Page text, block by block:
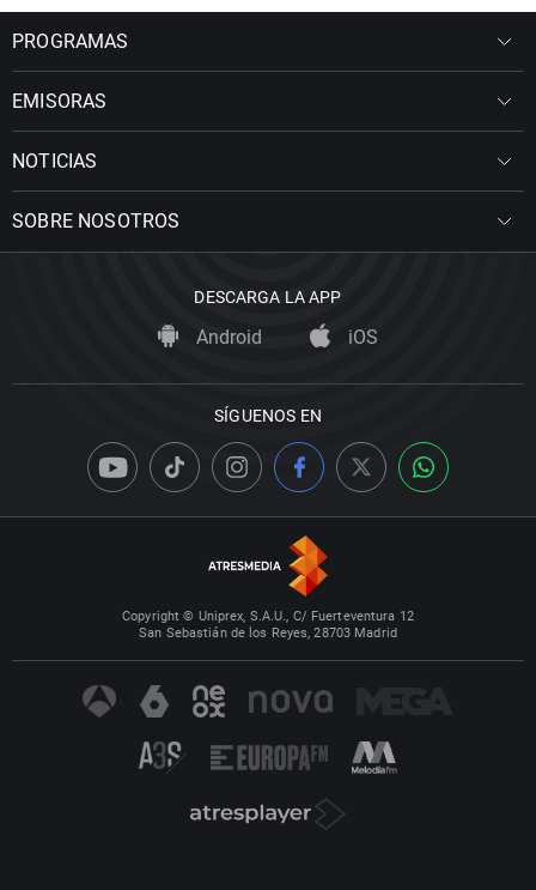
PROGRAMAS
EMISORAS
NOTICIAS
SOBRE NOSOTROS
DESCARGA LA APP
Android iOS
SÍGUENOS EN
Copyright © Uniprex, S.A.U., C/ Fuerteventura 12
San Sebastián de los Reyes, 28703 Madrid